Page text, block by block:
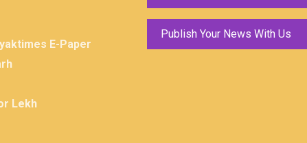
E-Paper
Lekh
Publish Your News With Us